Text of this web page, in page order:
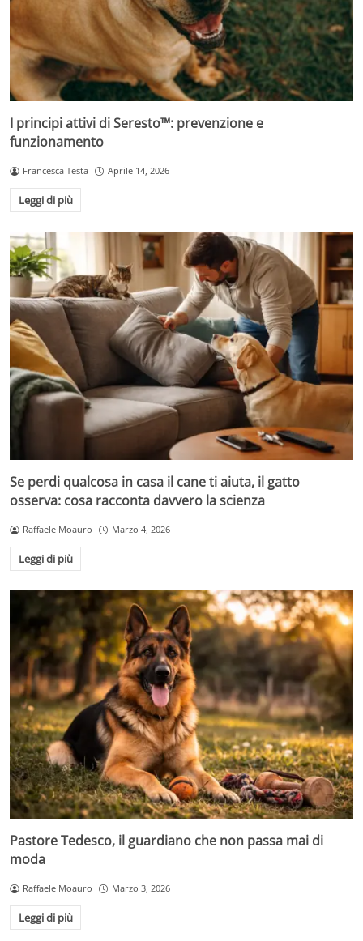
I principi attivi di Seresto™: prevenzione e
funzionamento
Francesca Testa Aprile 14, 2026
Leggi di più
Se perdi qualcosa in casa il cane ti aiuta, il gatto
osserva: cosa racconta davvero la scienza
Raffaele Moauro Marzo 4, 2026
Leggi di più
Pastore Tedesco, il guardiano che non passa mai di
moda
Raffaele Moauro Marzo 3, 2026
Leggi di più